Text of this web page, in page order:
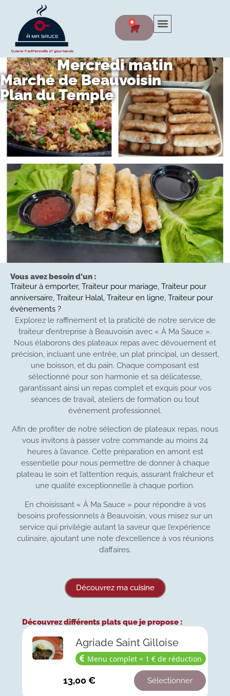
0
Mercredi matin
Marché de Beauvoisin
Plan du Temple
Vous avez besoin d'un :
Traiteur à emporter, Traiteur pour mariage, Traiteur pour
anniversaire, Traiteur Halal, Traiteur en ligne, Traiteur pour
évènements ?
Explorez le raffinement et la praticité de notre service de
traiteur d’entreprise à Beauvoisin avec « À Ma Sauce ».
Nous élaborons des plateaux repas avec dévouement et
précision, incluant une entrée, un plat principal, un dessert,
une boisson, et du pain. Chaque composant est
sélectionné pour son harmonie et sa délicatesse,
garantissant ainsi un repas complet et exquis pour vos
séances de travail, ateliers de formation ou tout
événement professionnel.
Afin de profiter de notre sélection de plateaux repas, nous
vous invitons à passer votre commande au moins 24
heures à l’avance. Cette préparation en amont est
essentielle pour nous permettre de donner à chaque
plateau le soin et l’attention requis, assurant fraîcheur et
une qualité exceptionnelle à chaque portion.
En choisissant « À Ma Sauce » pour répondre à vos
besoins professionnels à Beauvoisin, vous misez sur un
service qui privilégie autant la saveur que l’expérience
culinaire, ajoutant une note d’excellence à vos réunions
d’affaires.
Découvrez ma cuisine
Découvrez différents plats que je propose :
Agriade Saint Gilloise
Menu complet = 1 € de réduction
13,00€ Sélectionner